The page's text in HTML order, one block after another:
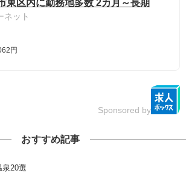
東区内に勤務地多数 2カ月～長期
ネット
円
Sponsored by
おすすめ記事
泉20選